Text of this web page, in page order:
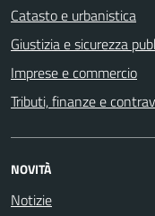
Catasto e urbanistica
Giustizia e sicurezza
Imprese e commercio
Tributi, finanze e
NOVITÀ
Notizie